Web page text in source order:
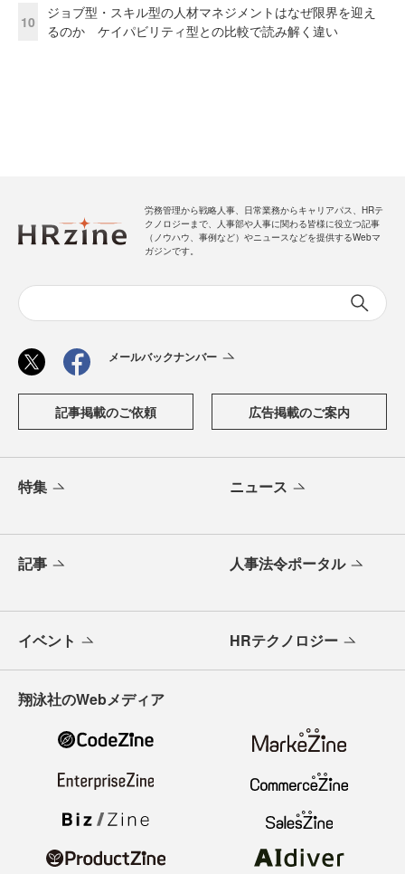
10
ジョブ型・スキル型の人材マネジメントはなぜ限界を迎え
るのか ケイパビリティ型との比較で読み解く違い
労務管理から戦略人事、日常業務からキャリアパス、HRテ
クノロジーまで、人事部や人事に関わる皆様に役立つ記事
（ノウハウ、事例など）やニュースなどを提供するWebマ
ガジンです。
メールバックナンバー
記事掲載のご依頼 広告掲載のご案内
特集 ニュース
記事 人事法令ポータル
イベント HRテクノロジー
翔泳社のWebメディア